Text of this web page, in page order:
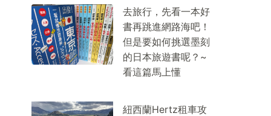
去旅行，先看一本好
書再跳進網路海吧！
但是要如何挑選墨刻
的日本旅遊書呢？~
看這篇馬上懂
紐西蘭Hertz租車攻